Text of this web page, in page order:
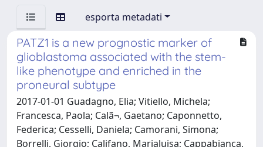
esporta metadati
PATZ1 is a new prognostic marker of
glioblastoma associated with the stem-
like phenotype and enriched in the
proneural subtype
2017-01-01 Guadagno, Elia; Vitiello, Michela;
Francesca, Paola; Calã¬, Gaetano; Caponnetto,
Federica; Cesselli, Daniela; Camorani, Simona;
Borrelli, Giorgio; Califano, Marialuisa; Cappabianca,